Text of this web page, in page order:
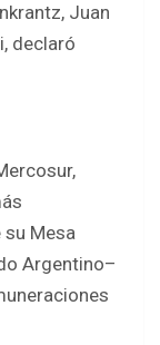
Juan
declaró
su Mesa
Argentino–